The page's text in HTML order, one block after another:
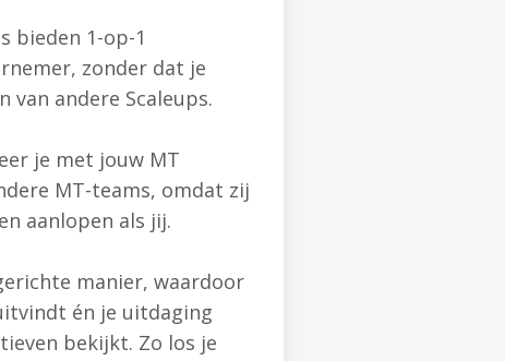
bieden 1-op-1
zonder dat je
van andere Scaleups.
je met jouw MT
MT-teams, omdat zij
aanlopen als jij.
manier, waardoor
én je uitdaging
bekijkt. Zo los je